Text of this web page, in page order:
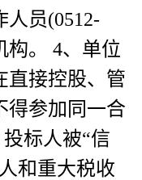
人员(0512-
构。 4、单位
直接控股、管
得参加同一合
标人被“信
和重大税收